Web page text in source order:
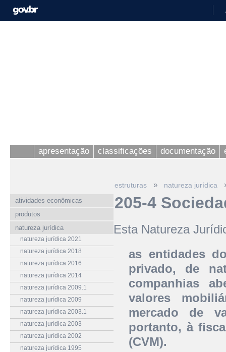
apresentação classificações documentação
atividades econômicas
produtos
natureza jurídica
natureza jurídica 2021
natureza jurídica 2018
natureza jurídica 2016
natureza jurídica 2014
natureza jurídica 2009.1
natureza jurídica 2009
natureza jurídica 2003.1
natureza jurídica 2003
natureza jurídica 2002
natureza jurídica 1995
estruturas » natureza jurídica
205-4
Esta Natureza
as entidades
privado, de
companhias
valores
mercado de
portanto, à
(CVM).